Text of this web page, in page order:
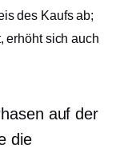
des Kaufs ab;
erhöht sich auch
auf der
die